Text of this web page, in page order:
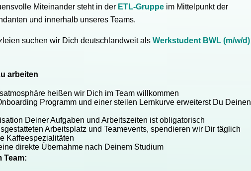
Miteinander steht in der ETL-Gruppe im Mittelpunkt der
und innerhalb unseres Teams.
suchen wir Dich deutschlandweit als Werkstudent BWL (m/w/d)
arbeiten
heißen wir Dich im Team willkommen
Programm und einer steilen Lernkurve erweiterst Du Deinen
Deiner Aufgaben und Arbeitszeiten ist obligatorisch
Arbeitsplatz und Teamevents, spendieren wir Dir täglich
Kaffeespezialitäten
direkte Übernahme nach Deinem Studium
Team: